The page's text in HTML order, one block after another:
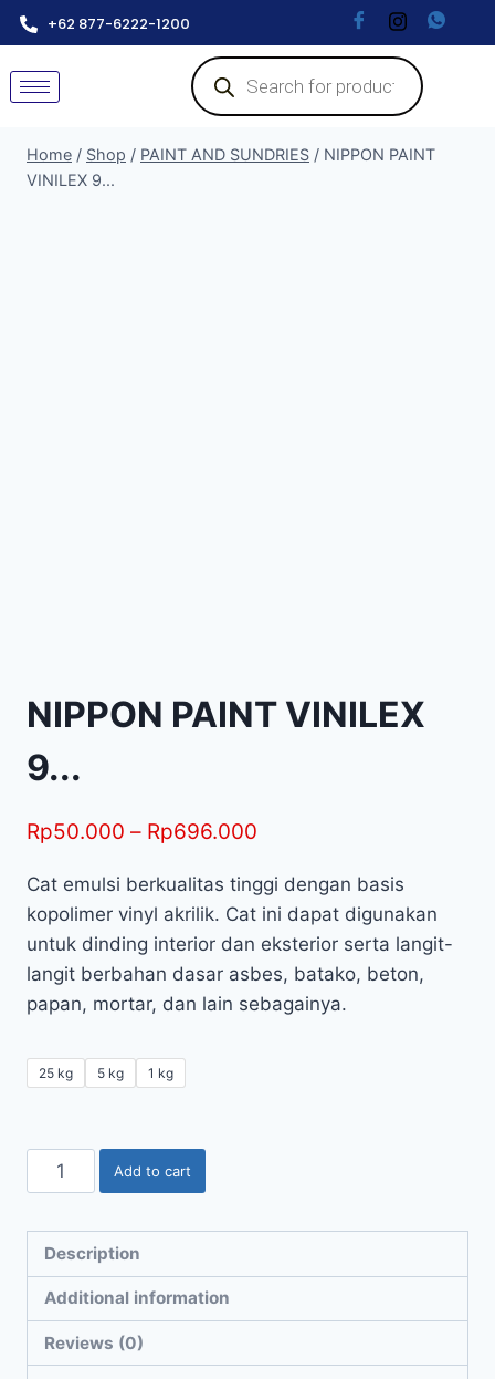
+62 877-6222-1200
Home / Shop / PAINT AND SUNDRIES / NIPPON PAINT
VINILEX 9...
NIPPON PAINT VINILEX
9...
Rp50.000 – Rp696.000
Cat emulsi berkualitas tinggi dengan basis
kopolimer vinyl akrilik. Cat ini dapat digunakan
untuk dinding interior dan eksterior serta langit-
langit berbahan dasar asbes, batako, beton,
papan, mortar, dan lain sebagainya.
25 kg 5 kg 1 kg
Add to cart
Description
Additional information
Reviews (0)